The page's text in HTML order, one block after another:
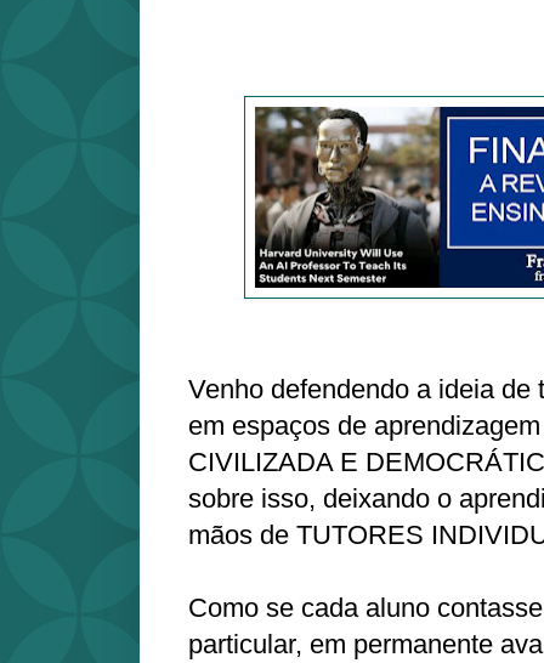
Venho defendendo a ideia de
em espaços de
CIVILIZADA E
sobre isso, deixando o
mãos de TUTORES
Como se cada aluno
particular, em permanente